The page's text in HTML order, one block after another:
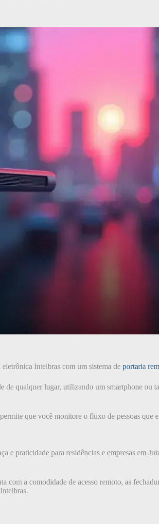
Intelbras com um sistema de portaria
de qualquer lugar, utilizando um smartphone
permite que você monitore o fluxo de pessoas que
e praticidade para residências e empresas em
com a comodidade de acesso remoto, as